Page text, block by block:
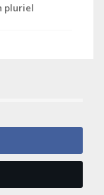
pluriel